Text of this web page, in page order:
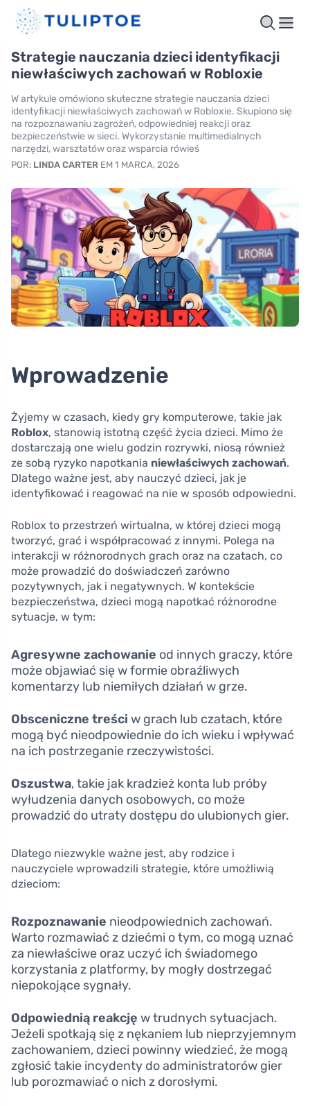
Strategie nauczania dzieci identyfikacji
niewłaściwych zachowań w Robloxie
W artykule omówiono skuteczne strategie nauczania dzieci
identyfikacji niewłaściwych zachowań w Robloxie. Skupiono się
na rozpoznawaniu zagrożeń, odpowiedniej reakcji oraz
bezpieczeństwie w sieci. Wykorzystanie multimedialnych
narzędzi, warsztatów oraz wsparcia rówieś
POR: LINDA CARTER EM 1 MARCA, 2026
Wprowadzenie
Żyjemy w czasach, kiedy gry komputerowe, takie jak
Roblox, stanowią istotną część życia dzieci. Mimo że
dostarczają one wielu godzin rozrywki, niosą również
ze sobą ryzyko napotkania niewłaściwych zachowań.
Dlatego ważne jest, aby nauczyć dzieci, jak je
identyfikować i reagować na nie w sposób odpowiedni.
Roblox to przestrzeń wirtualna, w której dzieci mogą
tworzyć, grać i współpracować z innymi. Polega na
interakcji w różnorodnych grach oraz na czatach, co
może prowadzić do doświadczeń zarówno
pozytywnych, jak i negatywnych. W kontekście
bezpieczeństwa, dzieci mogą napotkać różnorodne
sytuacje, w tym:
Agresywne zachowanie od innych graczy, które
może objawiać się w formie obraźliwych
komentarzy lub niemiłych działań w grze.
Obsceniczne treści w grach lub czatach, które
mogą być nieodpowiednie do ich wieku i wpływać
na ich postrzeganie rzeczywistości.
Oszustwa, takie jak kradzież konta lub próby
wyłudzenia danych osobowych, co może
prowadzić do utraty dostępu do ulubionych gier.
Dlatego niezwykle ważne jest, aby rodzice i
nauczyciele wprowadzili strategie, które umożliwią
dzieciom:
Rozpoznawanie nieodpowiednich zachowań.
Warto rozmawiać z dziećmi o tym, co mogą uznać
za niewłaściwe oraz uczyć ich świadomego
korzystania z platformy, by mogły dostrzegać
niepokojące sygnały.
Odpowiednią reakcję w trudnych sytuacjach.
Jeżeli spotkają się z nękaniem lub nieprzyjemnym
zachowaniem, dzieci powinny wiedzieć, że mogą
zgłosić takie incydenty do administratorów gier
lub porozmawiać o nich z dorosłymi.